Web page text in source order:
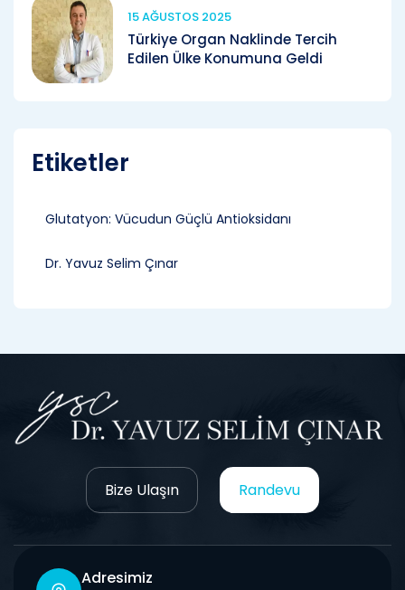
15 AĞUSTOS 2025
Türkiye Organ Naklinde Tercih
Edilen Ülke Konumuna Geldi
Etiketler
Glutatyon: Vücudun Güçlü Antioksidanı
Dr. Yavuz Selim Çınar
Bize Ulaşın Randevu
Adresimiz